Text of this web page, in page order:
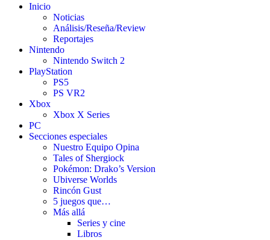
Inicio
Noticias
Análisis/Reseña/Review
Reportajes
Nintendo
Nintendo Switch 2
PlayStation
PS5
PS VR2
Xbox
Xbox X Series
PC
Secciones especiales
Nuestro Equipo Opina
Tales of Shergiock
Pokémon: Drako’s Version
Ubiverse Worlds
Rincón Gust
5 juegos que…
Más allá
Series y cine
Libros